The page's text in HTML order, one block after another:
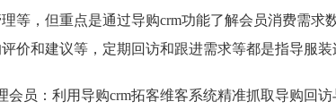
等，但重点是通过导购crm功能了解会员消费需求
价和建议等，定期回访和跟进需求等都是指导服装
员：利用导购crm拓客维客系统精准抓取导购回访